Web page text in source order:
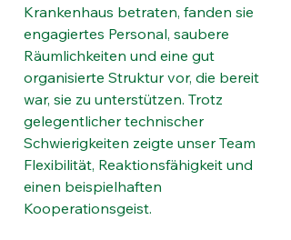
Krankenhaus betraten, fanden sie
engagiertes Personal, saubere
Räumlichkeiten und eine gut
organisierte Struktur vor, die bereit
war, sie zu unterstützen. Trotz
gelegentlicher technischer
Schwierigkeiten zeigte unser Team
Flexibilität, Reaktionsfähigkeit und
einen beispielhaften
Kooperationsgeist.